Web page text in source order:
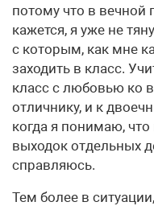
потому что в
кажется, я уже не
с которым, как мне
заходить в класс.
класс с любовью ко
отличнику, и к
когда я понимаю,
выходок отдельных
справляюсь.
Тем более в